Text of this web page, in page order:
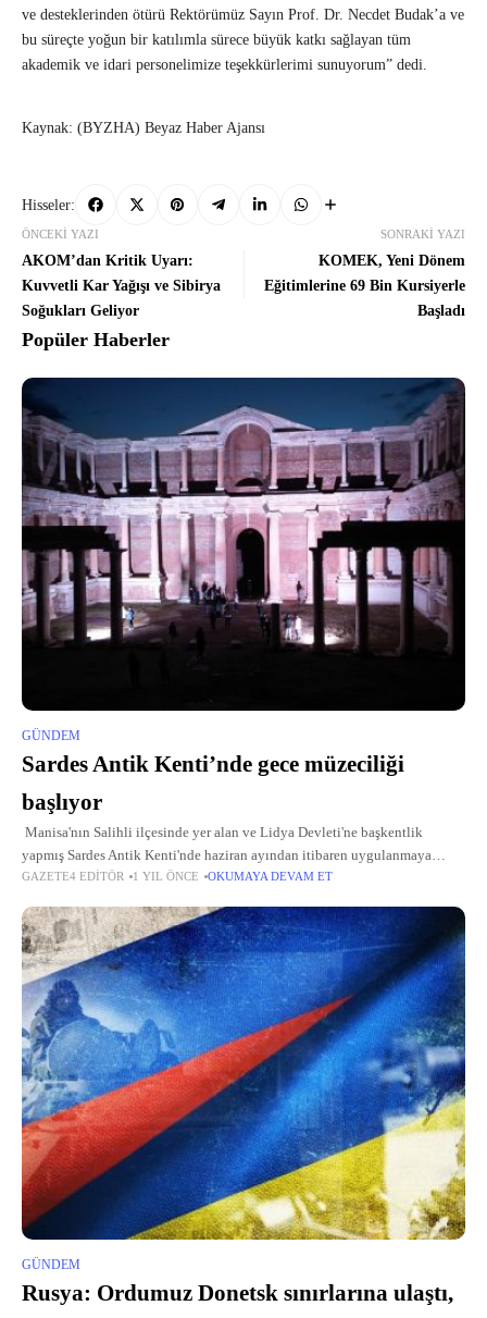
ve desteklerinden ötürü Rektörümüz Sayın Prof. Dr. Necdet Budak’a ve
bu süreçte yoğun bir katılımla sürece büyük katkı sağlayan tüm
akademik ve idari personelimize teşekkürlerimi sunuyorum” dedi.
Kaynak: (BYZHA) Beyaz Haber Ajansı
Hisseler:
ÖNCEKI YAZI
AKOM’dan Kritik Uyarı:
Kuvvetli Kar Yağışı ve Sibirya
Soğukları Geliyor
SONRAKI YAZI
KOMEK, Yeni Dönem
Eğitimlerine 69 Bin Kursiyerle
Başladı
Popüler Haberler
GÜNDEM
Sardes Antik Kenti’nde gece müzeciliği
başlıyor
Manisa'nın Salihli ilçesinde yer alan ve Lidya Devleti'ne başkentlik
yapmış Sardes Antik Kenti'nde haziran ayından itibaren uygulanmaya
başlanacak gece müzeciliği, festival için kentte bulunan gazetecilerce
GAZETE4 EDITÖR 1 YIL ÖNCE OKUMAYA DEVAM ET
GÜNDEM
Rusya: Ordumuz Donetsk sınırlarına ulaştı,